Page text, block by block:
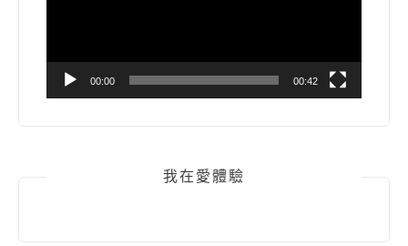
00:00 00:42
我在愛體驗